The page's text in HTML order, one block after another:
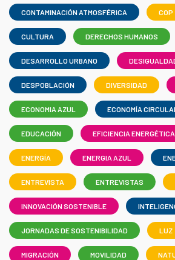
CONTAMINACIÓN ATMOSFÉRICA COP
CULTURA DERECHOS HUMANOS
DESARROLLO URBANO
DESPOBLACIÓN DIVERSIDAD
ECONOMIA AZUL ECONOMÍA
EDUCACIÓN EFICIENCIA ENERGÉTICA
ENERGÍA ENERGIA AZUL
ENTREVISTA ENTREVISTAS
INNOVACIÓN SOSTENIBLE
JORNADAS DE SOSTENIBILIDAD LUZ
MIGRACIÓN MOVILIDAD